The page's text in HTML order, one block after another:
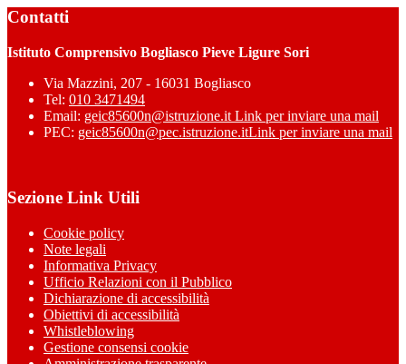
Contatti
Istituto Comprensivo Bogliasco Pieve Ligure Sori
Via Mazzini, 207 - 16031 Bogliasco
Tel: 010 3471494
Email: geic85600n@istruzione.it Link per inviare una mail
PEC: geic85600n@pec.istruzione.itLink per inviare una mail
Sezione Link Utili
Cookie policy
Note legali
Informativa Privacy
Ufficio Relazioni con il Pubblico
Dichiarazione di accessibilità
Obiettivi di accessibilità
Whistleblowing
Gestione consensi cookie